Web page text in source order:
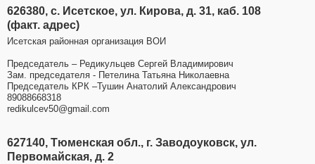
626380, с. Исетское, ул. Кирова, д. 31, каб. 108
(факт. адрес)
Исетская районная организация ВОИ
Председатель – Редикульцев Сергей Владимирович
Зам. председателя - Петелина Татьяна Николаевна
Председатель КРК –Тушин Анатолий Александрович
89088668318
redikulcev50@gmail.com
627140, Тюменская обл., г. Заводоуковск, ул.
Первомайская, д. 2